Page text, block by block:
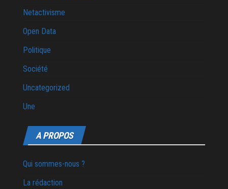
Netactivisme
Open Data
Politique
Société
Uncategorized
Une
A PROPOS
Qui sommes-nous ?
La rédaction